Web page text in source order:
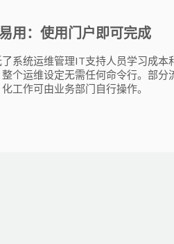
用：使用门户即可完成
系统运维管理IT支持人员学习成本
个运维设定无需任何命令行。部分
化工作可由业务部门自行操作。